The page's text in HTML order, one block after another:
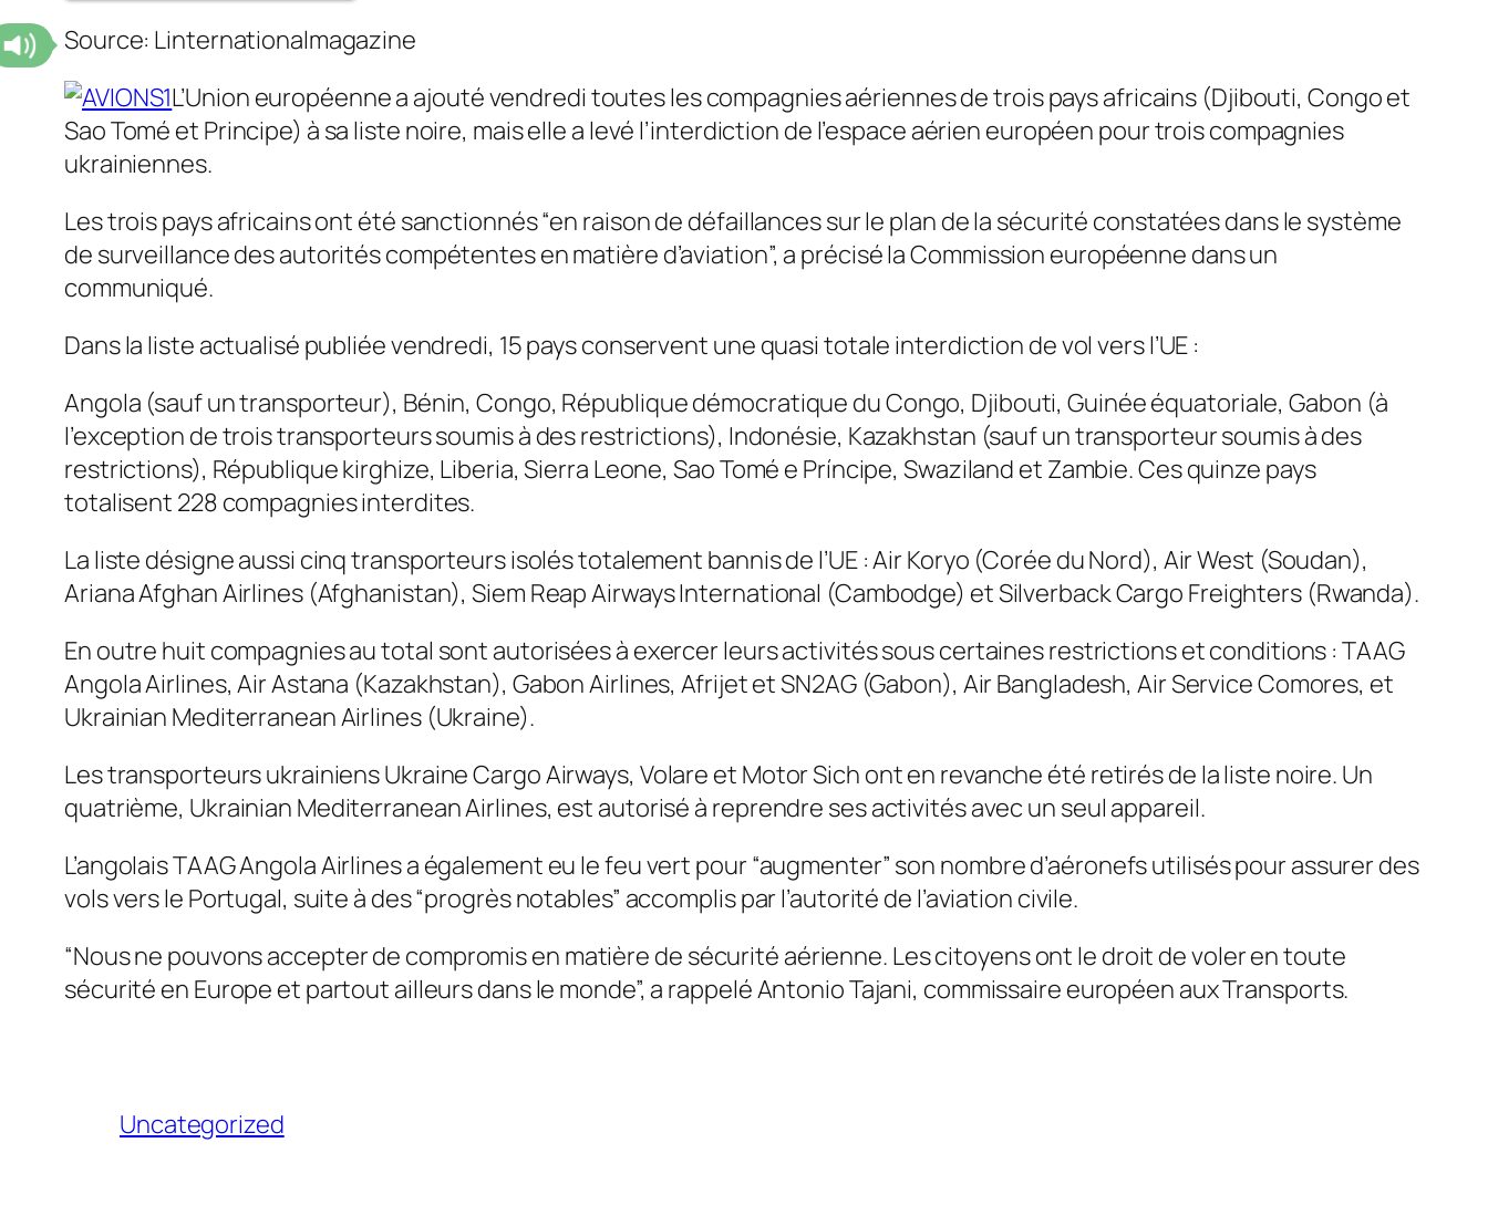
Source: Linternationalmagazine
L’Union européenne a ajouté vendredi toutes les compagnies aériennes de trois pays africains (Djibouti, Congo et
Sao Tomé et Principe) à sa liste noire, mais elle a levé l’interdiction de l’espace aérien européen pour trois compagnies
ukrainiennes.
Les trois pays africains ont été sanctionnés “en raison de défaillances sur le plan de la sécurité constatées dans le système
de surveillance des autorités compétentes en matière d’aviation”, a précisé la Commission européenne dans un
communiqué.
Dans la liste actualisé publiée vendredi, 15 pays conservent une quasi totale interdiction de vol vers l’UE :
Angola (sauf un transporteur), Bénin, Congo, République démocratique du Congo, Djibouti, Guinée équatoriale, Gabon (à
l’exception de trois transporteurs soumis à des restrictions), Indonésie, Kazakhstan (sauf un transporteur soumis à des
restrictions), République kirghize, Liberia, Sierra Leone, Sao Tomé e Príncipe, Swaziland et Zambie. Ces quinze pays
totalisent 228 compagnies interdites.
La liste désigne aussi cinq transporteurs isolés totalement bannis de l’UE : Air Koryo (Corée du Nord), Air West (Soudan),
Ariana Afghan Airlines (Afghanistan), Siem Reap Airways International (Cambodge) et Silverback Cargo Freighters (Rwanda).
En outre huit compagnies au total sont autorisées à exercer leurs activités sous certaines restrictions et conditions : TAAG
Angola Airlines, Air Astana (Kazakhstan), Gabon Airlines, Afrijet et SN2AG (Gabon), Air Bangladesh, Air Service Comores, et
Ukrainian Mediterranean Airlines (Ukraine).
Les transporteurs ukrainiens Ukraine Cargo Airways, Volare et Motor Sich ont en revanche été retirés de la liste noire. Un
quatrième, Ukrainian Mediterranean Airlines, est autorisé à reprendre ses activités avec un seul appareil.
L’angolais TAAG Angola Airlines a également eu le feu vert pour “augmenter” son nombre d’aéronefs utilisés pour assurer des
vols vers le Portugal, suite à des “progrès notables” accomplis par l’autorité de l’aviation civile.
“Nous ne pouvons accepter de compromis en matière de sécurité aérienne. Les citoyens ont le droit de voler en toute
sécurité en Europe et partout ailleurs dans le monde”, a rappelé Antonio Tajani, commissaire européen aux Transports.
Uncategorized